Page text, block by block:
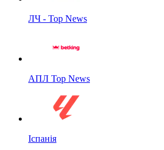
ЛЧ - Top News
АПЛ Top News
Іспанія